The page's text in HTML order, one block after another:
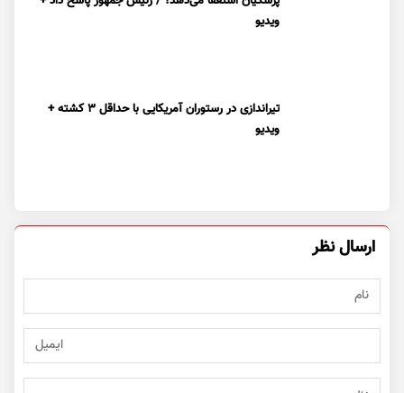
ویدیو
تیراندازی در رستوران آمریکایی با حداقل ۳ کشته +
ویدیو
ارسال نظر